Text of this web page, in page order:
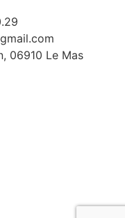
06910 Le Mas